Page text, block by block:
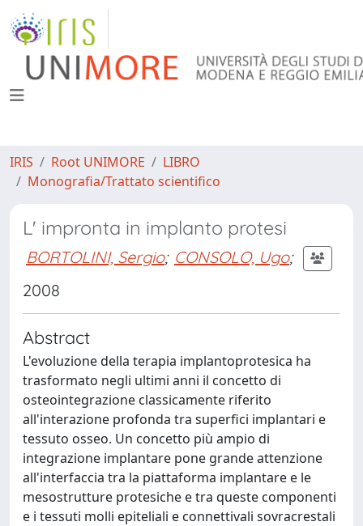
IRIS Root UNIMORE
LIBRO
Monografia/Trattato scientifico
L' impronta in implanto protesi
BORTOLINI, Sergio; CONSOLO, Ugo;
2008
Abstract
L'evoluzione della terapia implantoprotesica ha
trasformato negli ultimi anni il concetto di
osteointegrazione classicamente riferito
all'interazione profonda tra superfici implantari e
tessuto osseo. Un concetto più ampio di
integrazione implantare pone grande attenzione
all'interfaccia tra la piattaforma implantare e le
mesostrutture protesiche e tra queste componenti
e i tessuti molli epiteliali e connettivali sovracrestali